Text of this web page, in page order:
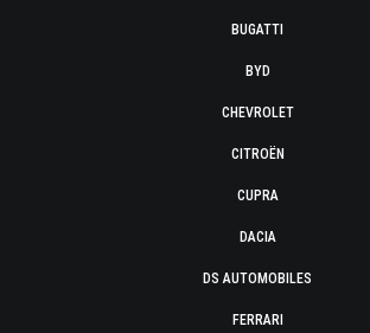
BUGATTI
BYD
CHEVROLET
CITROËN
CUPRA
DACIA
DS AUTOMOBILES
FERRARI